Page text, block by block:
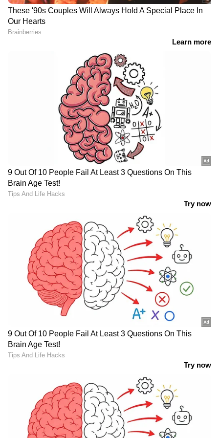
DOWNLOAD APP
RECOMMENDED STORIES
'ഇഡി'ക്ക് കരുത്ത് കൂടും;
ഉദ്യോഗസ്ഥരുടെ
അംഗസംഖ്യ കൂട്ടാൻ
കേന്ദ്രം; ആയിരത്തിലധികം
നിയമനങ്ങൾ നടത്തും
അർദ്ധനഗ്നരാക്കി
തെരുവിലൂടെ നടത്തിക്കും,
കുറ്റവാളികളെ
ഭയപ്പെടുത്താൻ ബംഗാളിൽ
പുതിയ നീക്കവുമായി
ബിജെപി സർക്കാർ
പൗരന്മാരോടും
പ്രധാനമന്ത്രി നരേന്ദ്ര
മോദിയുടെ അഭ്യർത്ഥന;
താപനില കുതിച്ചുയരുന്നു,
സാധ്യമായ എല്ലാ
വൻ ഓഫർ പ്രഖ്യാപിച്ച്
എയര്‍ ഇന്ത്യ എക്‌സ്പ്രസ്,
ഓഫര്‍ നിരക്കില്‍ 50 ലക്ഷം
സീറ്റുകളുമായി
എക്സ്പ്രസ് സെയില്‍